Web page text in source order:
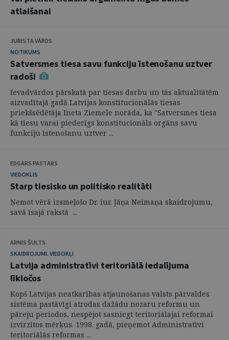
atlaišanai
JURISTA VĀRDS
NOTIKUMS
Satversmes tiesa savu funkciju īstenošanu uztver
radoši
Ievadvārdos pārskatā par tiesas darbu un tās aktualitātēm
aizvadītajā gadā Latvijas konstitucionālās tiesas
priekšsēdētāja Ineta Ziemele norāda, ka "Satversmes tiesa
kā tiesu varai piederīgs konstitucionāls orgāns savu
funkciju īstenošanu uztver ...
EDGARS PASTARS
VIEDOKLIS
Starp tiesisko un politisko realitāti
Ņemot vērā izsmeļošo Dr. iur. Jāņa Neimaņa skaidrojumu,
savā īsajā rakstā ...
ARNIS ŠULTS
SKAIDROJUMI. VIEDOKĻI
Latvija administratīvi teritoriālā iedalījuma
līkločos
Kopš Latvijas neatkarības atjaunošanas valsts pārvaldes
sistēma pastāvīgi atrodas dažādu nozaru reformu un
pāreju periodos, nespējot sasniegt teritoriālajai reformai
izvirzītos mērķus. 1998. gadā, pieņemot Administratīvi
teritoriālās reformas ...